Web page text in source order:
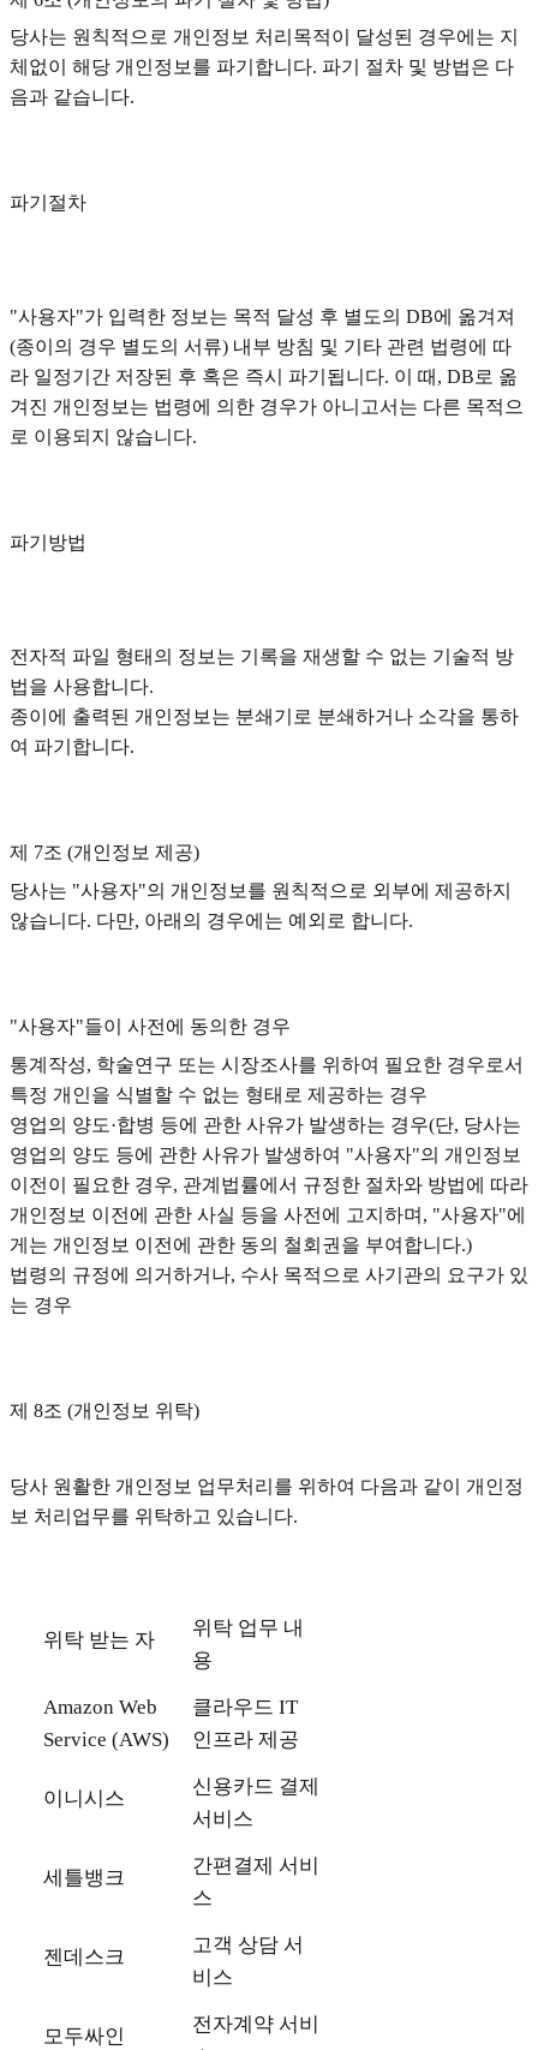
당사는 원칙적으로 개인정보 처리목적이 달성된 경우에는 지
체없이 해당 개인정보를 파기합니다. 파기 절차 및 방법은 다
음과 같습니다.
파기절차
"사용자"가 입력한 정보는 목적 달성 후 별도의 DB에 옮겨져
(종이의 경우 별도의 서류) 내부 방침 및 기타 관련 법령에 따
라 일정기간 저장된 후 혹은 즉시 파기됩니다. 이 때, DB로 옮
겨진 개인정보는 법령에 의한 경우가 아니고서는 다른 목적으
로 이용되지 않습니다.
파기방법
전자적 파일 형태의 정보는 기록을 재생할 수 없는 기술적 방
법을 사용합니다.
종이에 출력된 개인정보는 분쇄기로 분쇄하거나 소각을 통하
여 파기합니다.
제 7조 (개인정보 제공)
당사는 "사용자"의 개인정보를 원칙적으로 외부에 제공하지
않습니다. 다만, 아래의 경우에는 예외로 합니다.
"사용자"들이 사전에 동의한 경우
통계작성, 학술연구 또는 시장조사를 위하여 필요한 경우로서
특정 개인을 식별할 수 없는 형태로 제공하는 경우
영업의 양도·합병 등에 관한 사유가 발생하는 경우(단, 당사는
영업의 양도 등에 관한 사유가 발생하여 "사용자"의 개인정보
이전이 필요한 경우, 관계법률에서 규정한 절차와 방법에 따라
개인정보 이전에 관한 사실 등을 사전에 고지하며, "사용자"에
게는 개인정보 이전에 관한 동의 철회권을 부여합니다.)
법령의 규정에 의거하거나, 수사 목적으로 사기관의 요구가 있
는 경우
제 8조 (개인정보 위탁)
당사 원활한 개인정보 업무처리를 위하여 다음과 같이 개인정
보 처리업무를 위탁하고 있습니다.
위탁 받는 자
위탁 업무 내
용
Amazon Web
Service (AWS)
클라우드 IT
인프라 제공
이니시스
신용카드 결제
서비스
세틀뱅크
간편결제 서비
스
젠데스크
고객 상담 서
비스
모두싸인
전자계약 서비